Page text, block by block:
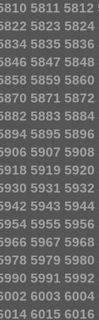
5811 5812
5823 5824
5835 5836
5847 5848
5859 5860
5871 5872
5883 5884
5895 5896
5907 5908
5919 5920
5931 5932
5943 5944
5955 5956
5967 5968
5979 5980
5991 5992
6003 6004
6015 6016